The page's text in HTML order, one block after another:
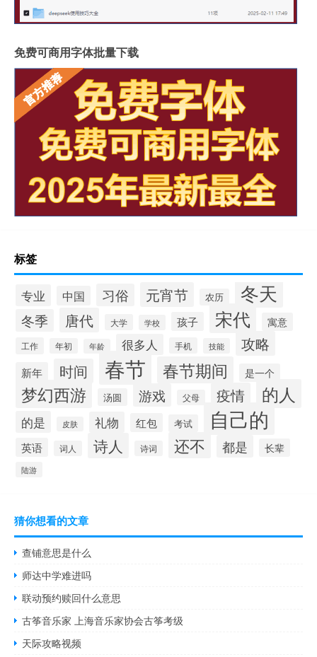
免费可商用字体批量下载
标签
专业 中国 习俗 元宵节 农历 冬天
冬季 唐代 大学 学校 孩子 宋代 寓意
工作 年初 年龄 很多人 手机 技能 攻略
新年 时间 春节 春节期间 是一个
梦幻西游 汤圆 游戏 父母 疫情 的人
的是 皮肤 礼物 红包 考试 自己的
英语 词人 诗人 诗词 还不 都是 长辈
陆游
猜你想看的文章
查铺意思是什么
师达中学难进吗
联动预约赎回什么意思
古筝音乐家 上海音乐家协会古筝考级
天际攻略视频